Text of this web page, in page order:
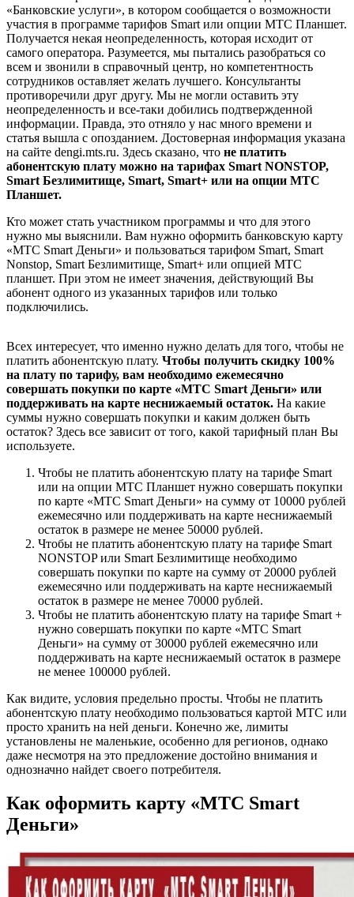
«Банковские услуги», в котором сообщается о возможности
участия в программе тарифов Smart или опции МТС Планшет.
Получается некая неопределенность, которая исходит от
самого оператора. Разумеется, мы пытались разобраться со
всем и звонили в справочный центр, но компетентность
сотрудников оставляет желать лучшего. Консультанты
противоречили друг другу. Мы не могли оставить эту
неопределенность и все-таки добились подтвержденной
информации. Правда, это отняло у нас много времени и
статья вышла с опозданием. Достоверная информация указана
на сайте dengi.mts.ru. Здесь сказано, что не платить
абонентскую плату можно на тарифах Smart NONSTOP,
Smart Безлимитище, Smart, Smart+ или на опции МТС
Планшет.
Кто может стать участником программы и что для этого
нужно мы выяснили. Вам нужно оформить банковскую карту
«МТС Smart Деньги» и пользоваться тарифом Smart, Smart
Nonstop, Smart Безлимитище, Smart+ или опцией МТС
планшет. При этом не имеет значения, действующий Вы
абонент одного из указанных тарифов или только
подключились.
Всех интересует, что именно нужно делать для того, чтобы не
платить абонентскую плату. Чтобы получить скидку 100%
на плату по тарифу, вам необходимо ежемесячно
совершать покупки по карте «МТС Smart Деньги» или
поддерживать на карте неснижаемый остаток. На какие
суммы нужно совершать покупки и каким должен быть
остаток? Здесь все зависит от того, какой тарифный план Вы
используете.
Чтобы не платить абонентскую плату на тарифе Smart
или на опции МТС Планшет нужно совершать покупки
по карте «МТС Smart Деньги» на сумму от 10000 рублей
ежемесячно или поддерживать на карте неснижаемый
остаток в размере не менее 50000 рублей.
Чтобы не платить абонентскую плату на тарифе Smart
NONSTOP или Smart Безлимитище необходимо
совершать покупки по карте на сумму от 20000 рублей
ежемесячно или поддерживать на карте неснижаемый
остаток в размере не менее 70000 рублей.
Чтобы не платить абонентскую плату на тарифе Smart +
нужно совершать покупки по карте «МТС Smart
Деньги» на сумму от 30000 рублей ежемесячно или
поддерживать на карте неснижаемый остаток в размере
не менее 100000 рублей.
Как видите, условия предельно просты. Чтобы не платить
абонентскую плату необходимо пользоваться картой МТС или
просто хранить на ней деньги. Конечно же, лимиты
установлены не маленькие, особенно для регионов, однако
даже несмотря на это предложение достойно внимания и
однозначно найдет своего потребителя.
Как оформить карту «МТС Smart
Деньги»